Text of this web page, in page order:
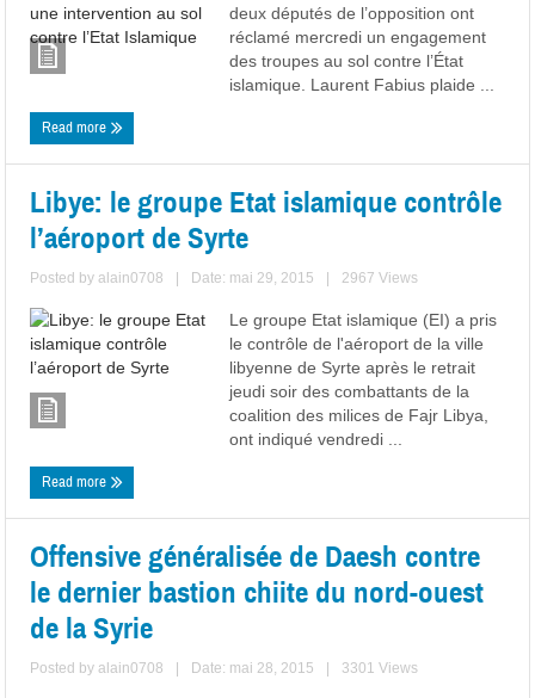
deux députés de l’opposition ont
réclamé mercredi un engagement
des troupes au sol contre l’État
islamique. Laurent Fabius plaide ...
Read more
Libye: le groupe Etat islamique contrôle
l’aéroport de Syrte
Posted byalain0708 Date: mai 29, 2015 2967 Views
Le groupe Etat islamique (EI) a pris
le contrôle de l'aéroport de la ville
libyenne de Syrte après le retrait
jeudi soir des combattants de la
coalition des milices de Fajr Libya,
ont indiqué vendredi ...
Read more
Offensive généralisée de Daesh contre
le dernier bastion chiite du nord-ouest
de la Syrie
Posted byalain0708 Date: mai 28, 2015 3301 Views